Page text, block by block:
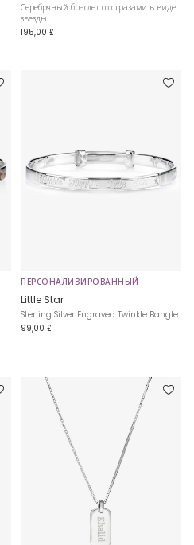
Серебряный браслет со стразами в виде
звезды
195,00 £
ПЕРСОНАЛИЗИРОВАННЫЙ
Little Star
Sterling Silver Engraved Twinkle Bangle
99,00 £